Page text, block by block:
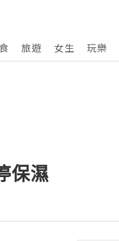
旅遊 女生 玩樂
保濕